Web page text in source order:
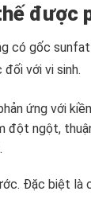
được
có gốc
với vi sinh.
ứng với
đột ngột,
Đặc biệt là